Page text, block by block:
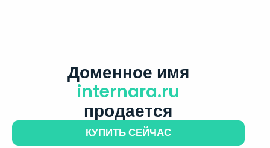
Доменное имя
internara.ru
продается
КУПИТЬ СЕЙЧАС